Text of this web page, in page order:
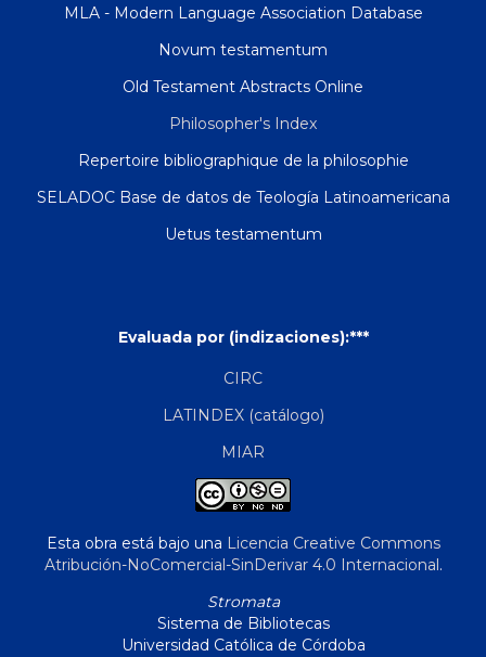
MLA - Modern Language Association Database
Novum testamentum
Old Testament Abstracts Online
Philosopher's Index
Repertoire bibliographique de la philosophie
SELADOC Base de datos de Teología Latinoamericana
Uetus testamentum
Evaluada por (indizaciones):***
CIRC
LATINDEX (catálogo)
MIAR
Esta obra está bajo una Licencia Creative Commons
Atribución-NoComercial-SinDerivar 4.0 Internacional.
Stromata
Sistema de Bibliotecas
Universidad Católica de Córdoba